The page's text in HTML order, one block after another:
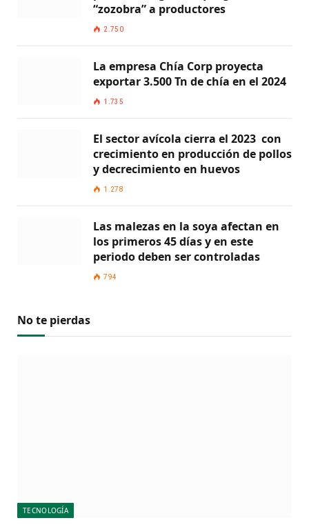
“zozobra” a productores
2.750
La empresa Chía Corp proyecta
exportar 3.500 Tn de chía en el 2024
1.735
El sector avícola cierra el 2023 con
crecimiento en producción de pollos
y decrecimiento en huevos
1.278
Las malezas en la soya afectan en
los primeros 45 días y en este
periodo deben ser controladas
794
No te pierdas
TECNOLOGÍA